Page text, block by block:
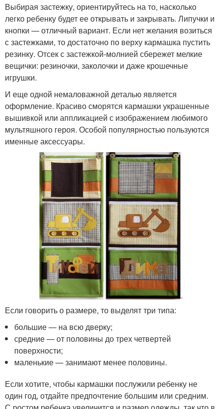
Выбирая застежку, ориентируйтесь на то, насколько
легко ребенку будет ее открывать и закрывать. Липучки и
кнопки — отличный вариант. Если нет желания возиться
с застежками, то достаточно по верху кармашка пустить
резинку. Отсек с застежкой-молнией сбережет мелкие
вещички: резиночки, заколочки и даже крошечные
игрушки.
И еще одной немаловажной деталью является
оформление. Красиво сморятся кармашки украшенные
вышивкой или аппликацией с изображением любимого
мультяшного героя. Особой популярностью пользуются
именные аксессуары.
Если говорить о размере, то выделят три типа:
большие — на всю дверку;
средние — от половины до трех четвертей
поверхности;
маленькие — занимают менее половины.
Если хотите, чтобы кармашки послужили ребенку не
один год, отдайте предпочтение большим или средним.